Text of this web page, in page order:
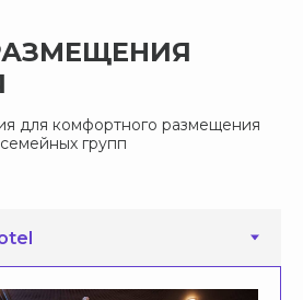
для комфортного размещения
групп